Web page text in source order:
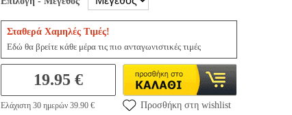
Σταθερά Χαμηλές Τιμές!
Εδώ θα βρείτε κάθε μέρα τις πιο ανταγωνιστικές τιμές
19.95 €
Ελάχιστη 30 ημερών 39.90 €
Προσθήκη στη wishlist